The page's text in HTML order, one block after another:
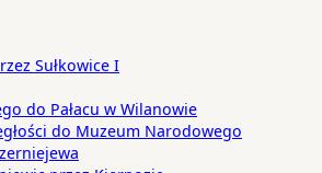
Sułkowice I
do Pałacu w Wilanowie
do Muzeum Narodowego